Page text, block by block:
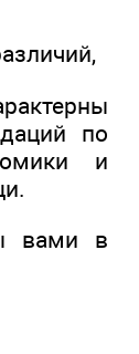
по
и
вами в